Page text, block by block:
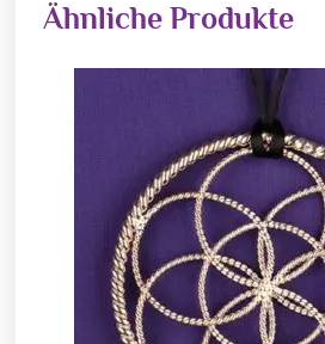
Ähnliche Produkte